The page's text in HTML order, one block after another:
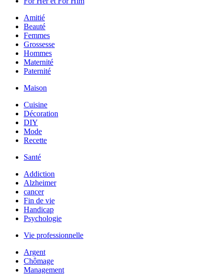
Amitié
Beauté
Femmes
Grossesse
Hommes
Maternité
Paternité
Maison
Cuisine
Décoration
DIY
Mode
Recette
Santé
Addiction
Alzheimer
cancer
Fin de vie
Handicap
Psychologie
Vie professionnelle
Argent
Chômage
Management